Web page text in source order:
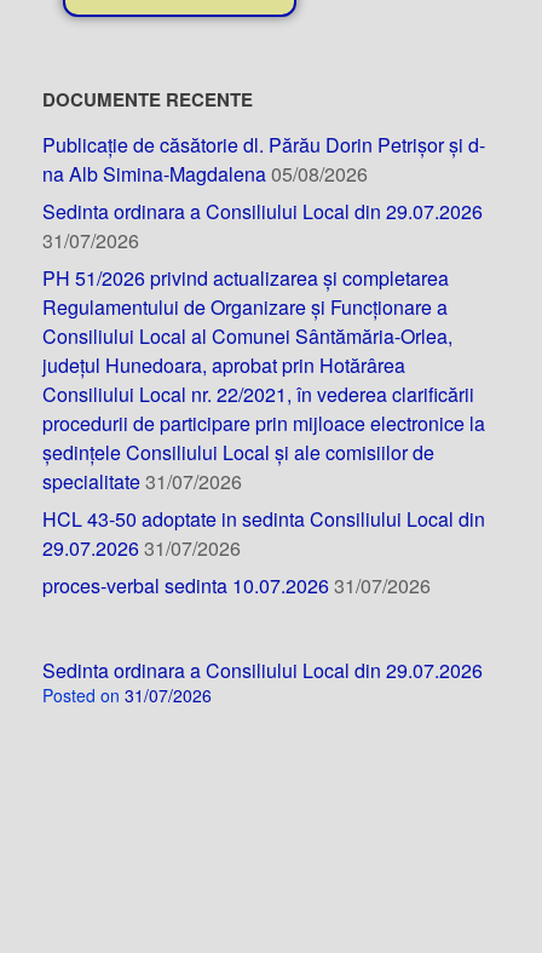
DOCUMENTE RECENTE
Publicație de căsătorie dl. Părău Dorin Petrișor și d-
na Alb Simina-Magdalena05/08/2026
Sedinta ordinara a Consiliului Local din 29.07.2026
31/07/2026
PH 51/2026 privind actualizarea și completarea
Regulamentului de Organizare și Funcționare a
Consiliului Local al Comunei Sântămăria-Orlea,
județul Hunedoara, aprobat prin Hotărârea
Consiliului Local nr. 22/2021, în vederea clarificării
procedurii de participare prin mijloace electronice la
ședințele Consiliului Local și ale comisiilor de
specialitate31/07/2026
HCL 43-50 adoptate in sedinta Consiliului Local din
29.07.202631/07/2026
proces-verbal sedinta 10.07.202631/07/2026
Sedinta ordinara a Consiliului Local din 29.07.2026
Posted on 31/07/2026